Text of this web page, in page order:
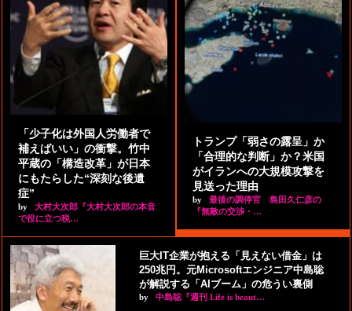
「少子化は外国人労働者で
補えばいい」の衝撃。竹中
平蔵の「構造改革」が日本
にもたらした“深刻な後遺
症”
by
大村大次郎『大村大次郎の本音
で役に立つ税…
トランプ「弱さの露呈」か
「合理的な判断」か？米国
がイランへの大規模攻撃を
見送った理由
by
最後の調停官 島田久仁彦の
『無敵の交渉・…
巨大IT企業が抱える「見えない借金」は
250兆円。元Microsoftエンジニア中島聡
が解説する「AIブーム」の危うい裏側
by 中島聡『週刊 Life is beaut…